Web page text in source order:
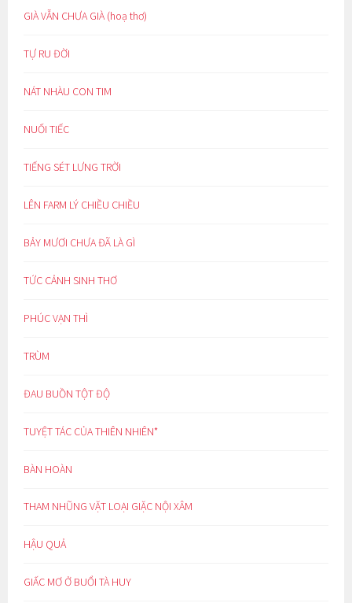
GIÀ VẪN CHƯA GIÀ (hoạ thơ)
TỰ RU ĐỜI
NÁT NHÀU CON TIM
NUỐI TIẾC
TIẾNG SÉT LƯNG TRỜI
LÊN FARM LÝ CHIỀU CHIỀU
BẢY MƯƠI CHƯA ĐÃ LÀ GÌ
TỨC CẢNH SINH THƠ
PHÚC VẠN THÌ
TRÙM
ĐAU BUỒN TỘT ĐỘ
TUYỆT TÁC CỦA THIÊN NHIÊN*
BÀN HOÀN
THAM NHŨNG VẶT LOẠI GIẶC NỘI XÂM
HẬU QUẢ
GIẤC MƠ Ở BUỔI TÀ HUY